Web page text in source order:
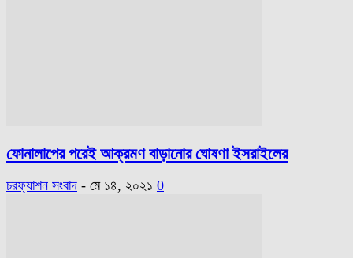
ফোনালাপের পরেই আক্রমণ বাড়ানোর ঘোষণা ইসরাইলের
চরফ্যাশন সংবাদ - মে ১৪, ২০২১ 0